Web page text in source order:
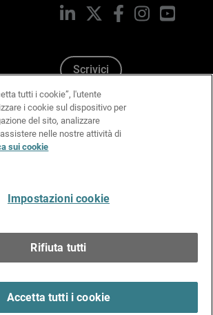
LinkedIn FacebookInstagram
Scrivici
tutti i cookie”, l'utente
i cookie sul dispositivo per
del sito, analizzare
nelle nostre attività di
sui cookie
Impostazioni cookie
Rifiuta tutti
Accetta tutti i cookie